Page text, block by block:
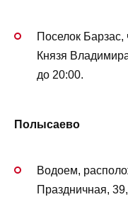
Поселок Барзас,
Князя
до 20:00.
Полысаево
Водоем,
Праздничная,